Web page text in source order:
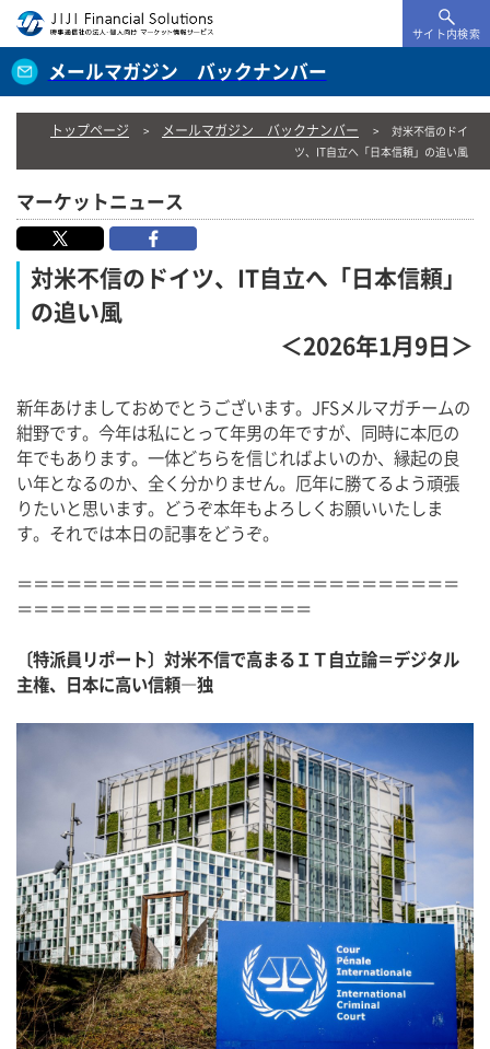
サイト内検索
メールマガジン バックナンバー
トップページ メールマガジン バックナンバー
対米不信のドイ
ツ、IT自立へ「日本信頼」の追い風
マーケットニュース
対米不信のドイツ、IT自立へ「日本信頼」
の追い風
＜2026年1月9日＞
新年あけましておめでとうございます。JFSメルマガチームの
紺野です。今年は私にとって年男の年ですが、同時に本厄の
年でもあります。一体どちらを信じればよいのか、縁起の良
い年となるのか、全く分かりません。厄年に勝てるよう頑張
りたいと思います。どうぞ本年もよろしくお願いいたしま
す。それでは本日の記事をどうぞ。
＝＝＝＝＝＝＝＝＝＝＝＝＝＝＝＝＝＝＝＝＝＝＝＝＝＝＝
＝＝＝＝＝＝＝＝＝＝＝＝＝＝＝＝＝＝
〔特派員リポート〕対米不信で高まるＩＴ自立論＝デジタル
主権、日本に高い信頼―独